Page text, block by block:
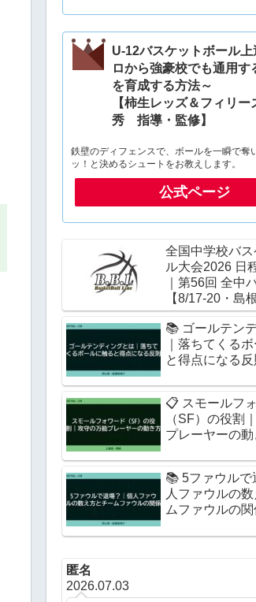
U-12バスケットボール
ロから強豪校でも通用す
を育成する方法～
【柿生レッズ＆フィリ
秀 指導・監修】
鉄壁のディフェンスで、ボールを一瞬で奪
ッ！と決めるシュートをお教えします。
公式ページ
全国中学校バ
ル大会2026 日
｜第56回 全中
【8/17-20・島根
📚 ゴールテン
｜落ちてくる
と得点になる反
📋 スモールフ
（SF）の役割
プレーヤーの
📚 5ファウルで
人ファウルの
ムファウルの関
匿名
2026.07.03